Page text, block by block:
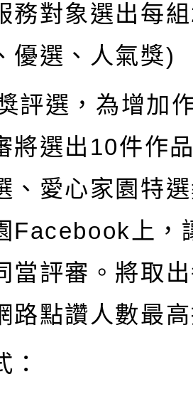
務對象選出每
優選、人氣獎)
評選，為增加
將選出10件作
、愛心家園特
Facebook上，
當評審。將取
路點讚人數最
：